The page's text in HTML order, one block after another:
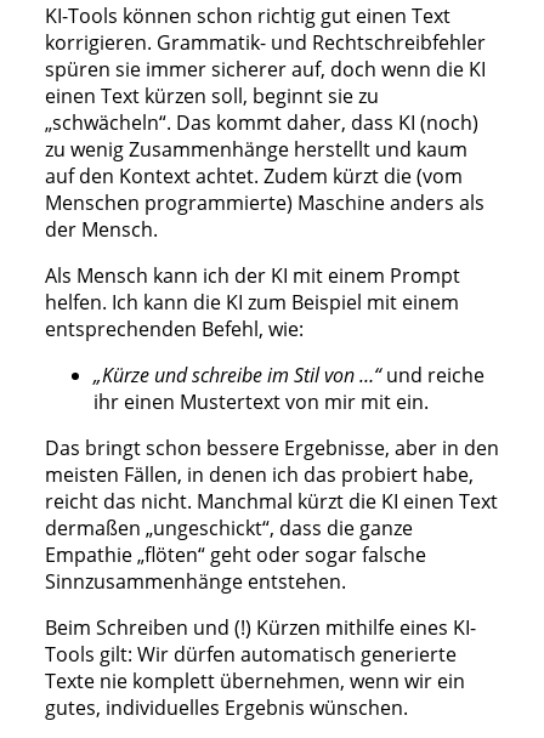
KI-Tools können schon richtig gut einen Text
korrigieren. Grammatik- und Rechtschreibfehler
spüren sie immer sicherer auf, doch wenn die KI
einen Text kürzen soll, beginnt sie zu
„schwächeln“. Das kommt daher, dass KI (noch)
zu wenig Zusammenhänge herstellt und kaum
auf den Kontext achtet. Zudem kürzt die (vom
Menschen programmierte) Maschine anders als
der Mensch.
Als Mensch kann ich der KI mit einem Prompt
helfen. Ich kann die KI zum Beispiel mit einem
entsprechenden Befehl, wie:
„Kürze und schreibe im Stil von …“und reiche
ihr einen Mustertext von mir mit ein.
Das bringt schon bessere Ergebnisse, aber in den
meisten Fällen, in denen ich das probiert habe,
reicht das nicht. Manchmal kürzt die KI einen Text
dermaßen „ungeschickt“, dass die ganze
Empathie „flöten“ geht oder sogar falsche
Sinnzusammenhänge entstehen.
Beim Schreiben und (!) Kürzen mithilfe eines KI-
Tools gilt: Wir dürfen automatisch generierte
Texte nie komplett übernehmen, wenn wir ein
gutes, individuelles Ergebnis wünschen.